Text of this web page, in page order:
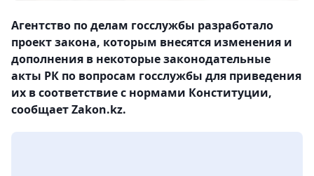
Агентство по делам госслужбы разработало
проект закона, которым внесятся изменения и
дополнения в некоторые законодательные
акты РК по вопросам госслужбы для приведения
их в соответствие с нормами Конституции,
сообщает Zakon.kz.